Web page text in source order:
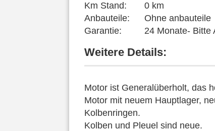
Km Stand:
0 km
Anbauteile:
Ohne anbauteile
Garantie:
24 Monate- Bitte
Weitere Details:
Motor ist Generalüberholt, das
Motor mit neuem Hauptlager,
Kolbenringen.
Kolben und Pleuel sind neue.